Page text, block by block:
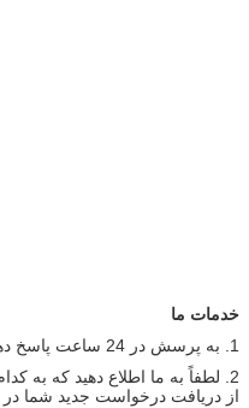
خدمات ما
1. به پرسش در 24 ساعت پاسخ دهید.
2. لطفاً به ما اطلاع دهید که به
از دریافت درخواست جدید شما